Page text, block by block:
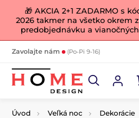
🎁 AKCIA 2+1 ZADARMO s
2026 takmer na všetko okrem
predobjednávku a
Zavolajte nám (Po-Pi 9-16)
Úvod Veľká noc Dekorácie